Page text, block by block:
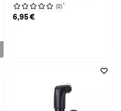
(0) 1
6,95 €